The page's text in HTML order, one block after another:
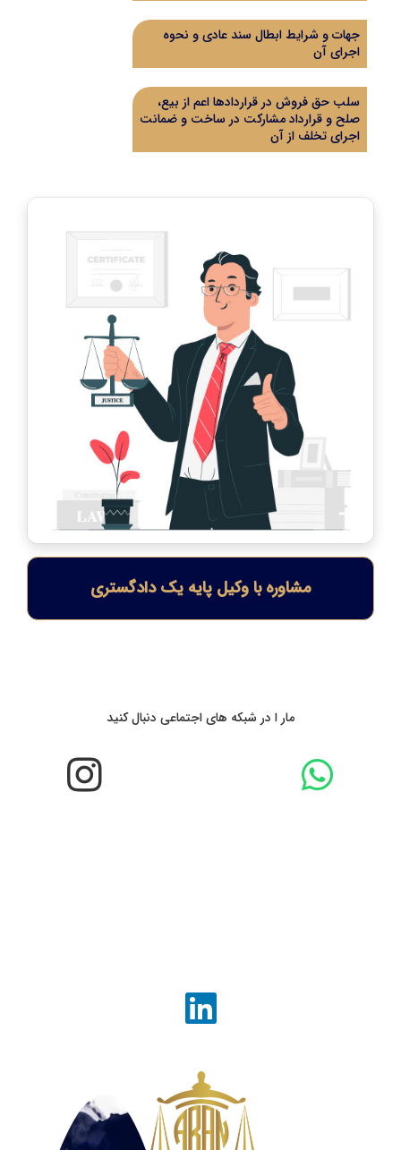
جهات و شرایط ابطال سند عادی و نحوه
اجرای آن
سلب حق فروش در قراردادها اعم از بیع،
صلح و قرارداد مشارکت در ساخت و ضمانت
اجرای تخلف از آن
مشاوره با وکیل پایه یک دادگستری
مار ا در شبکه های اجتماعی دنبال کنید